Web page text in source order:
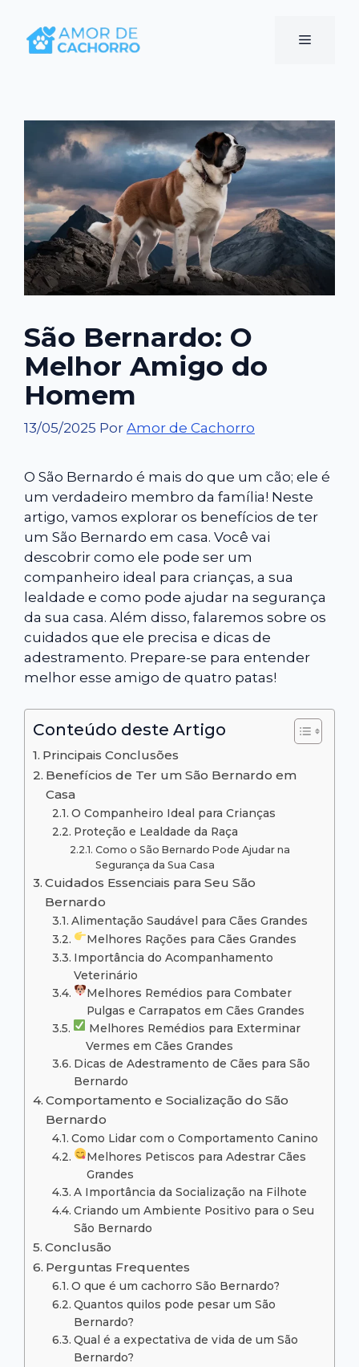
Menu
São Bernardo: O
Melhor Amigo do
Homem
13/05/2025 Por Amor de Cachorro
O São Bernardo é mais do que um cão; ele é
um verdadeiro membro da família! Neste
artigo, vamos explorar os benefícios de ter
um São Bernardo em casa. Você vai
descobrir como ele pode ser um
companheiro ideal para crianças, a sua
lealdade e como pode ajudar na segurança
da sua casa. Além disso, falaremos sobre os
cuidados que ele precisa e dicas de
adestramento. Prepare-se para entender
melhor esse amigo de quatro patas!
Conteúdo deste Artigo
Principais Conclusões
Benefícios de Ter um São Bernardo em
Casa
O Companheiro Ideal para Crianças
Proteção e Lealdade da Raça
Como o São Bernardo Pode Ajudar na
Segurança da Sua Casa
Cuidados Essenciais para Seu São
Bernardo
Alimentação Saudável para Cães Grandes
Melhores Rações para Cães Grandes
Importância do Acompanhamento
Veterinário
Melhores Remédios para Combater
Pulgas e Carrapatos em Cães Grandes
Melhores Remédios para Exterminar
Vermes em Cães Grandes
Dicas de Adestramento de Cães para São
Bernardo
Comportamento e Socialização do São
Bernardo
Como Lidar com o Comportamento Canino
Melhores Petiscos para Adestrar Cães
Grandes
A Importância da Socialização na Filhote
Criando um Ambiente Positivo para o Seu
São Bernardo
Conclusão
Perguntas Frequentes
O que é um cachorro São Bernardo?
Quantos quilos pode pesar um São
Bernardo?
Qual é a expectativa de vida de um São
Bernardo?